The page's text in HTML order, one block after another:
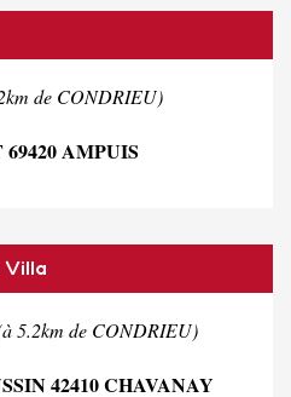
de CONDRIEU)
AMPUIS
Villa
5.2km de CONDRIEU)
42410 CHAVANAY